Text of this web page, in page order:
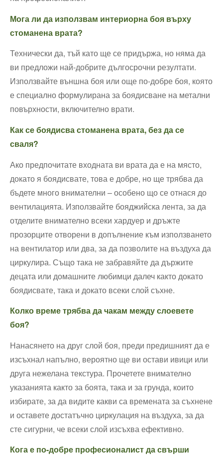
Мога ли да използвам интериорна боя върху
стоманена врата?
Технически да, тъй като ще се придържа, но няма да
ви предложи най-добрите дългосрочни резултати.
Използвайте външна боя или още по-добре боя, която
е специално формулирана за боядисване на метални
повърхности, включително врати.
Как се боядисва стоманена врата, без да се
сваля?
Ако предпочитате входната ви врата да е на място,
докато я боядисвате, това е добре, но ще трябва да
бъдете много внимателни – особено що се отнася до
вентилацията. Използвайте бояджийска лента, за да
отделите внимателно всеки хардуер и дръжте
прозорците отворени в допълнение към използването
на вентилатор или два, за да позволите на въздуха да
циркулира. Също така не забравяйте да държите
децата или домашните любимци далеч както докато
боядисвате, така и докато всеки слой съхне.
Колко време трябва да чакам между слоевете
боя?
Нанасянето на друг слой боя, преди предишният да е
изсъхнал напълно, вероятно ще ви остави ивици или
друга нежелана текстура. Прочетете внимателно
указанията както за боята, така и за грунда, които
избирате, за да видите какви са времената за съхнене
и оставете достатъчно циркулация на въздуха, за да
сте сигурни, че всеки слой изсъхва ефективно.
Кога е по-добре професионалист да свърши